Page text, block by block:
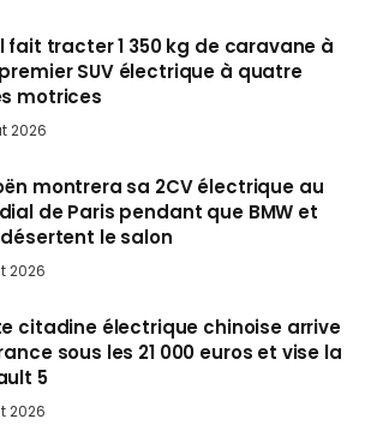
fait tracter 1 350 kg de caravane à
SUV électrique à quatre
motrices
2026
montrera sa 2CV électrique au
de Paris pendant que BMW et
désertent le salon
2026
citadine électrique chinoise arrive
sous les 21 000 euros et vise la
5
2026